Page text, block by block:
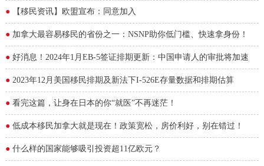
●【移民资讯】欧盟宣布：同意加入
●加拿大最容易移民的省份之一：NSNP助你低门槛、快速拿身份！
●好消息！2024年1月EB-5签证排期更新：中国申请人的审批将加速
●2023年12月美国移民排期及新法下I-526E存量数据和排期估算
●看完这篇，让身在日本的你“就医”不再迷茫！
●低成本移民加拿大就是现在！政策宽松，房价利好，别在错过！
●什么样的国家能够吸引投资超11亿欧元？